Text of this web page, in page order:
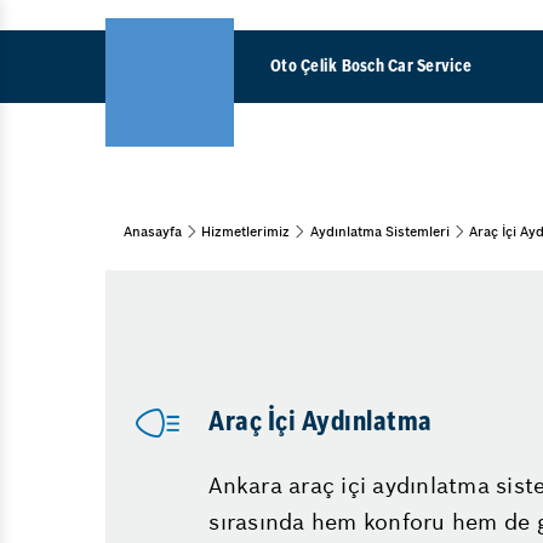
Oto Çelik Bosch Car Service
Araç Bakım & Onarım
15 Adım Kontrol
Muayene ve Bakım
Diğer Hizmetler
Lastik
Anasayfa Hizmetlerimiz Aydınlatma Sistemleri Araç İçi
Araç İçi Aydınlatma
Ankara araç içi aydınlatma
sırasında hem konforu hem de